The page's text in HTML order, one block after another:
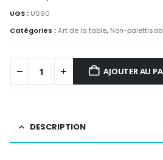
UGS : U090
Catégories :Art de la table, Non-
AJOUTER AU
DESCRIPTION